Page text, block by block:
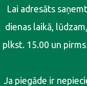
Lai adresāts
dienas laikā,
plkst. 15.00 un
Ja piegāde ir